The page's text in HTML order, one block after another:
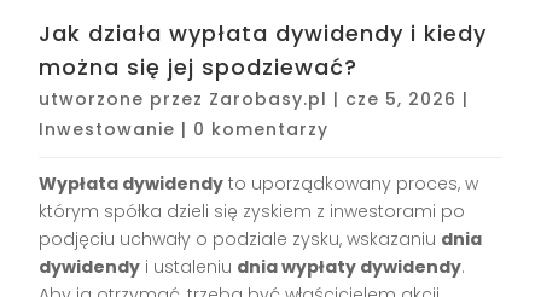
Jak działa wypłata dywidendy i kiedy
można się jej spodziewać?
utworzone przez Zarobasy.pl | cze 5, 2026 |
Inwestowanie | 0 komentarzy
Wypłata dywidendy to uporządkowany proces, w
którym spółka dzieli się zyskiem z inwestorami po
podjęciu uchwały o podziale zysku, wskazaniu dnia
dywidendy i ustaleniu dnia wypłaty dywidendy.